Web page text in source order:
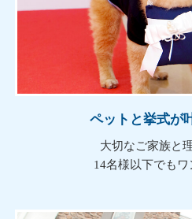
ペットと挙式が
大切なご家族と
14名様以下でもワ